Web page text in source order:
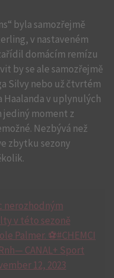
byla samozřejmě
v nastaveném
domácím remízu
by se ale samozřejmě
Silvy nebo už čtvrtém
v uplynulých
moment z
Nezbývá než
zbytku sezony
nerozhodným
v této sezoně
Palmer. ⚽#CHEMCI
CANAL+ Sport
12, 2023